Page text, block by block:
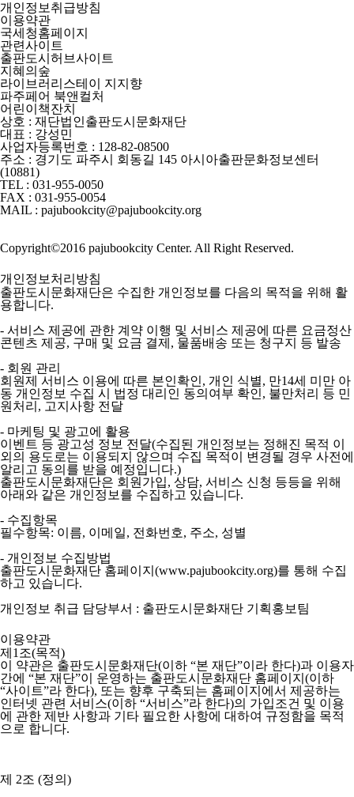
개인정보취급방침
이용약관
국세청홈페이지
관련사이트
출판도시허브사이트
지혜의숲
라이브러리스테이 지지향
파주페어 북앤컬처
어린이책잔치
상호 : 재단법인출판도시문화재단
대표 : 강성민
사업자등록번호 : 128-82-08500
주소 : 경기도 파주시 회동길 145 아시아출판문화정보센터
(10881)
TEL : 031-955-0050
FAX : 031-955-0054
MAIL : pajubookcity@pajubookcity.org
Copyright©2016 pajubookcity Center. All Right Reserved.
개인정보처리방침
출판도시문화재단은 수집한 개인정보를 다음의 목적을 위해 활
용합니다.
- 서비스 제공에 관한 계약 이행 및 서비스 제공에 따른 요금정산
콘텐츠 제공, 구매 및 요금 결제, 물품배송 또는 청구지 등 발송
- 회원 관리
회원제 서비스 이용에 따른 본인확인, 개인 식별, 만14세 미만 아
동 개인정보 수집 시 법정 대리인 동의여부 확인, 불만처리 등 민
원처리, 고지사항 전달
- 마케팅 및 광고에 활용
이벤트 등 광고성 정보 전달(수집된 개인정보는 정해진 목적 이
외의 용도로는 이용되지 않으며 수집 목적이 변경될 경우 사전에
알리고 동의를 받을 예정입니다.)
출판도시문화재단은 회원가입, 상담, 서비스 신청 등등을 위해
아래와 같은 개인정보를 수집하고 있습니다.
- 수집항목
필수항목: 이름, 이메일, 전화번호, 주소, 성별
- 개인정보 수집방법
출판도시문화재단 홈페이지(www.pajubookcity.org)를 통해 수집
하고 있습니다.
개인정보 취급 담당부서 : 출판도시문화재단 기획홍보팀
이용약관
제1조(목적)
이 약관은 출판도시문화재단(이하 “본 재단”이라 한다)과 이용자
간에 “본 재단”이 운영하는 출판도시문화재단 홈페이지(이하
“사이트”라 한다), 또는 향후 구축되는 홈페이지에서 제공하는
인터넷 관련 서비스(이하 “서비스”라 한다)의 가입조건 및 이용
에 관한 제반 사항과 기타 필요한 사항에 대하여 규정함을 목적
으로 합니다.
제 2조 (정의)